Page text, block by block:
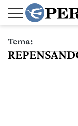
Tema: